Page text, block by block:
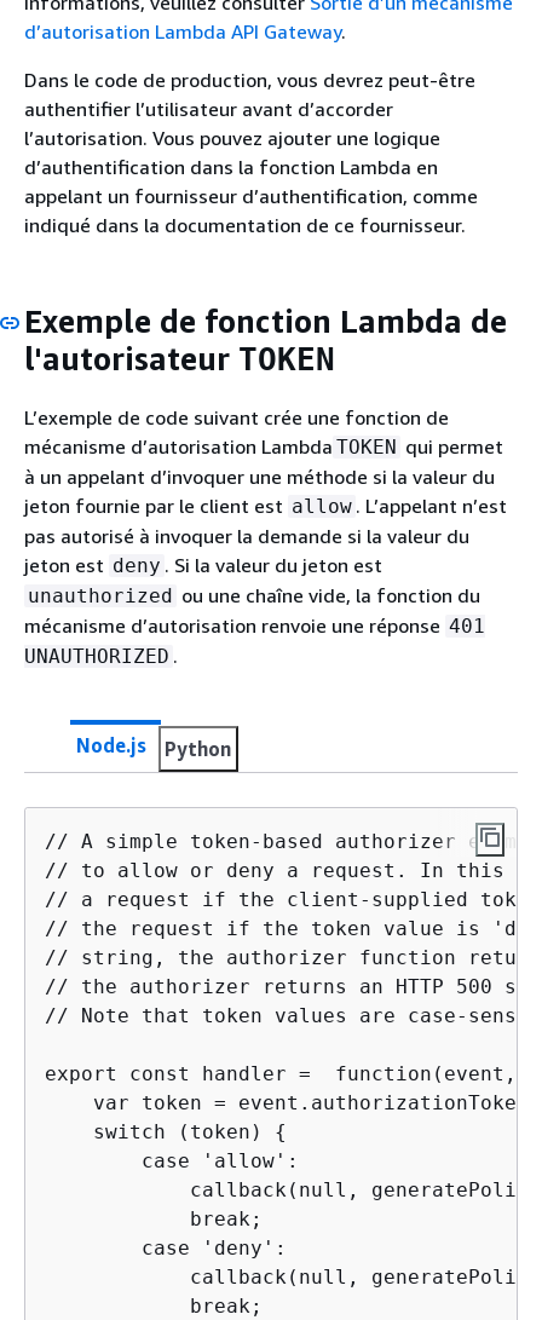
d’autorisation Lambda API Gateway.
Dans le code de production, vous devrez peut-être
authentifier l’utilisateur avant d’accorder
l’autorisation. Vous pouvez ajouter une logique
d’authentification dans la fonction Lambda en
appelant un fournisseur d’authentification, comme
indiqué dans la documentation de ce fournisseur.
Exemple de fonction Lambda de
l'autorisateur TOKEN
L’exemple de code suivant crée une fonction de
mécanisme d’autorisation Lambda TOKEN qui permet
à un appelant d’invoquer une méthode si la valeur du
jeton fournie par le client est allow . L’appelant n’est
pas autorisé à invoquer la demande si la valeur du
jeton est deny . Si la valeur du jeton est
unauthorized ou une chaîne vide, la fonction du
mécanisme d’autorisation renvoie une réponse 401
UNAUTHORIZED .
Node.js Python
// A simple token-based authorizer
// to allow or deny a request. In this
// a request if the client-supplied
// the request if the token value is
// string, the authorizer function returns
// the authorizer returns an HTTP 500
// Note that token values are case-
export const handler =  function(event,
    var token = event.authorizationToken;
    switch (token)
{
        case 'allow':
callback(null,
            break;
        case 'deny':
callback(null,
            break;